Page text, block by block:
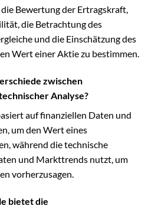
Bewertung der Ertragskraft,
die Betrachtung des
und die Einschätzung des
Wert einer Aktie zu bestimmen.
zwischen
Analyse?
auf finanziellen Daten und
um den Wert eines
während die technische
und Markttrends nutzt, um
vorherzusagen.
bietet die